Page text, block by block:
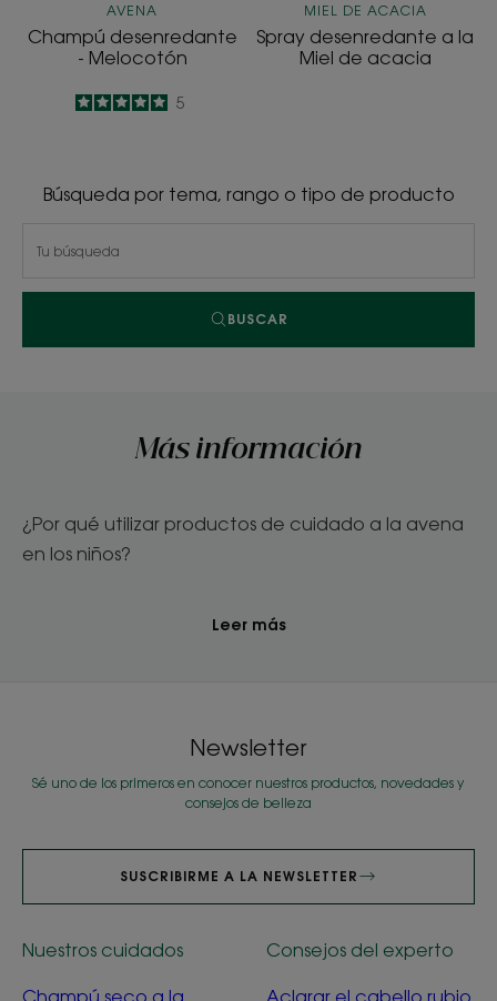
AVENA
Champú desenredante
- Melocotón
5
/
5
5
MIEL DE ACACIA
Spray desenredante a la
Miel de acacia
Búsqueda por tema, rango o tipo de producto
BUSCAR
Más información
¿Por qué utilizar productos de cuidado a la avena
en los niños?
Leer más
Newsletter
Sé uno de los primeros en conocer nuestros productos, novedades y
consejos de belleza
SUSCRIBIRME A LA NEWSLETTER
Nuestros cuidados
Champú seco a la
Consejos del experto
Aclarar el cabello rubio